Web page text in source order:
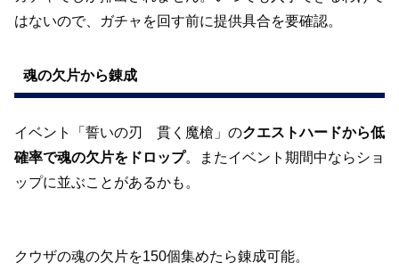
はないので、ガチャを回す前に提供具合を要確認。
魂の欠片から錬成
イベント「誓いの刃 貫く魔槍」のクエストハードから低
確率で魂の欠片をドロップ。またイベント期間中ならショ
ップに並ぶことがあるかも。
クウザの魂の欠片を150個集めたら錬成可能。